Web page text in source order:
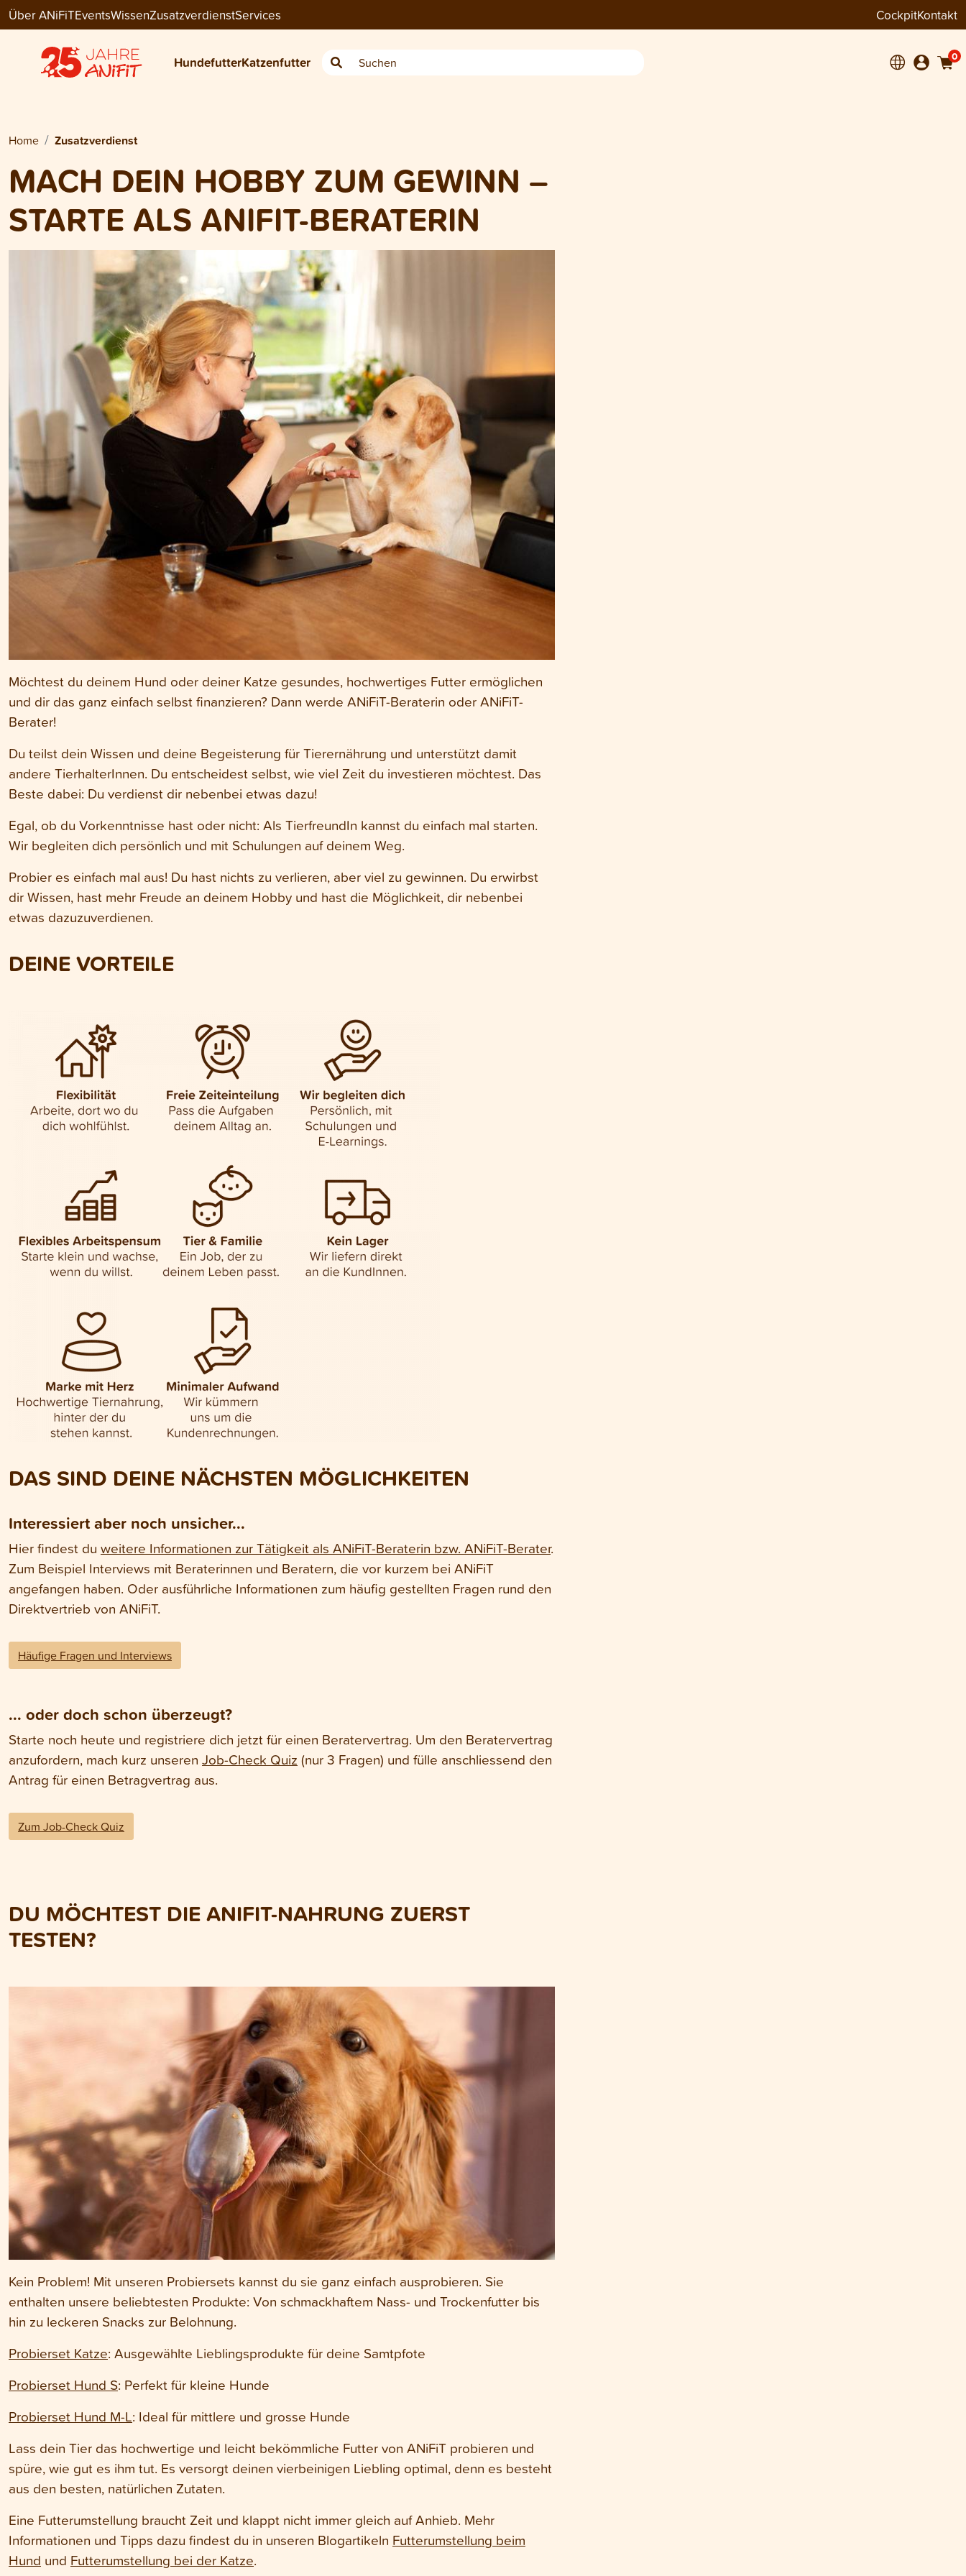
Über ANiFiTEventsWissenZusatzverdienstServices CockpitKontakt
HundefutterKatzenfutter 0
Home Zusatzverdienst
MACH DEIN HOBBY ZUM GEWINN –
STARTE ALS ANIFIT-BERATERIN
Möchtest du deinem Hund oder deiner Katze gesundes, hochwertiges Futter ermöglichen
und dir das ganz einfach selbst finanzieren? Dann werde ANiFiT-Beraterin oder ANiFiT-
Berater!
Du teilst dein Wissen und deine Begeisterung für Tierernährung und unterstützt damit
andere TierhalterInnen. Du entscheidest selbst, wie viel Zeit du investieren möchtest. Das
Beste dabei: Du verdienst dir nebenbei etwas dazu!
Egal, ob du Vorkenntnisse hast oder nicht: Als TierfreundIn kannst du einfach mal starten.
Wir begleiten dich persönlich und mit Schulungen auf deinem Weg.
Probier es einfach mal aus! Du hast nichts zu verlieren, aber viel zu gewinnen. Du erwirbst
dir Wissen, hast mehr Freude an deinem Hobby und hast die Möglichkeit, dir nebenbei
etwas dazuzuverdienen.
DEINE VORTEILE
DAS SIND DEINE NÄCHSTEN MÖGLICHKEITEN
Interessiert aber noch unsicher...
Hier findest du weitere Informationen zur Tätigkeit als ANiFiT-Beraterin bzw. ANiFiT-Berater.
Zum Beispiel Interviews mit Beraterinnen und Beratern, die vor kurzem bei ANiFiT
angefangen haben. Oder ausführliche Informationen zum häufig gestellten Fragen rund den
Direktvertrieb von ANiFiT.
Häufige Fragen und Interviews
... oder doch schon überzeugt?
Starte noch heute und registriere dich jetzt für einen Beratervertrag. Um den Beratervertrag
anzufordern, mach kurz unseren Job-Check Quiz (nur 3 Fragen) und fülle anschliessend den
Antrag für einen Betragvertrag aus.
Zum Job-Check Quiz
DU MÖCHTEST DIE ANIFIT-NAHRUNG ZUERST
TESTEN?
Kein Problem! Mit unseren Probiersets kannst du sie ganz einfach ausprobieren. Sie
enthalten unsere beliebtesten Produkte: Von schmackhaftem Nass- und Trockenfutter bis
hin zu leckeren Snacks zur Belohnung.
Probierset Katze: Ausgewählte Lieblingsprodukte für deine Samtpfote
Probierset Hund S: Perfekt für kleine Hunde
Probierset Hund M-L: Ideal für mittlere und grosse Hunde
Lass dein Tier das hochwertige und leicht bekömmliche Futter von ANiFiT probieren und
spüre, wie gut es ihm tut. Es versorgt deinen vierbeinigen Liebling optimal, denn es besteht
aus den besten, natürlichen Zutaten.
Eine Futterumstellung braucht Zeit und klappt nicht immer gleich auf Anhieb. Mehr
Informationen und Tipps dazu findest du in unseren Blogartikeln Futterumstellung beim
Hund und Futterumstellung bei der Katze.